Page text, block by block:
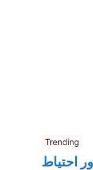
Trending
احتیاط